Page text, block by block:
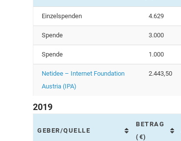
Einzelspenden 4.629
Spende 3.000
Spende 1.000
Netidee – Internet Foundation
Austria (IPA)
2.443,50
2019
GEBER/QUELLE
BETRAG
(€)